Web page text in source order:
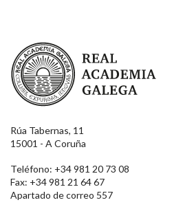
Real Academia Galega
Rúa Tabernas, 11
15001 - A Coruña
Teléfono: +34 981 20 73 08
Fax: +34 981 21 64 67
Apartado de correo 557